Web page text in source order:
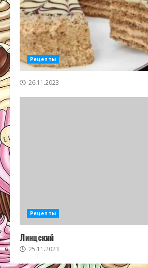
Рецепты
26.11.2023
Рецепты
Линцский
25.11.2023